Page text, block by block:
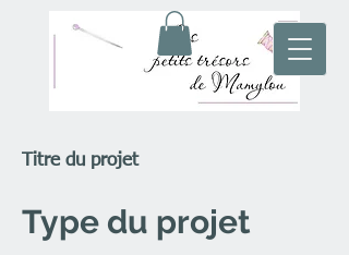
Titre du projet
Type du projet